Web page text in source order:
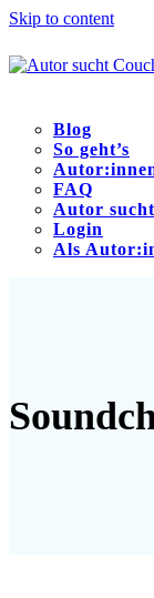
Skip to content
Blog
So geht’s
FAQ
Autor
Login
Als